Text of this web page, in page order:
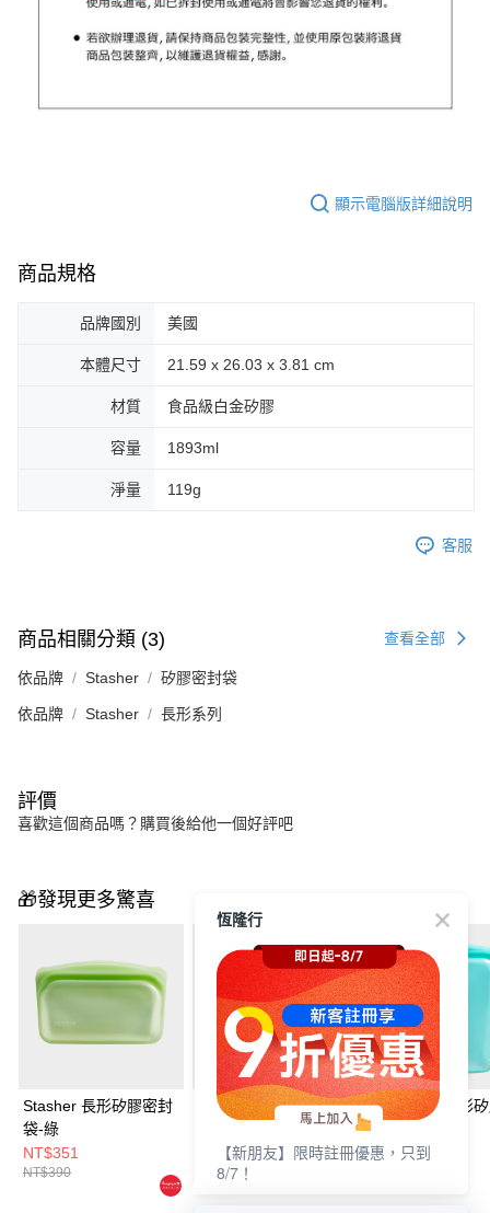
顯示電腦版詳細說明
商品規格
品牌國別 美國
本體尺寸 21.59 x 26.03 x 3.81 cm
材質 食品級白金矽膠
容量 1893ml
淨量 119g
客服
商品相關分類 (3) 查看全部
依品牌 Stasher 矽膠密封袋
依品牌 Stasher 長形系列
評價
喜歡這個商品嗎？購買後給他一個好評吧
🎁發現更多驚喜
Stasher 長形矽膠密封
袋-綠
NT$351
NT$390
Stasher 長形矽膠密封
NT$351
NT$390
Stasher 大長形
封袋-湖水藍
NT$765
恆隆行